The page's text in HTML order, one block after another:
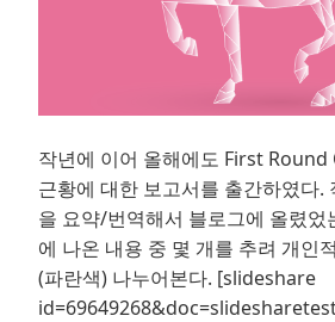
작년에 이어 올해에도 First Round
근황에 대한 보고서를 출간하였다.
을 요약/번역해서 블로그에 올렸었
에 나온 내용 중 몇 개를 추려 개인
(파란색) 나누어본다. [slideshare